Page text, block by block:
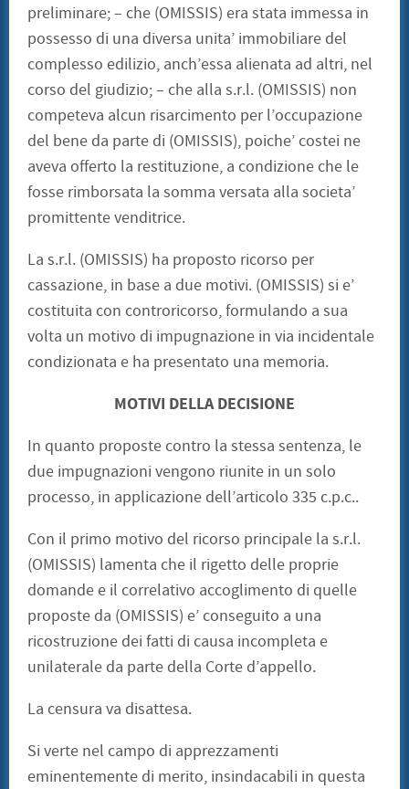
preliminare; – che (OMISSIS) era stata immessa in
possesso di una diversa unita’ immobiliare del
complesso edilizio, anch’essa alienata ad altri, nel
corso del giudizio; – che alla s.r.l. (OMISSIS) non
competeva alcun risarcimento per l’occupazione
del bene da parte di (OMISSIS), poiche’ costei ne
aveva offerto la restituzione, a condizione che le
fosse rimborsata la somma versata alla societa’
promittente venditrice.
La s.r.l. (OMISSIS) ha proposto ricorso per
cassazione, in base a due motivi. (OMISSIS) si e’
costituita con controricorso, formulando a sua
volta un motivo di impugnazione in via incidentale
condizionata e ha presentato una memoria.
MOTIVI DELLA DECISIONE
In quanto proposte contro la stessa sentenza, le
due impugnazioni vengono riunite in un solo
processo, in applicazione dell’articolo 335 c.p.c..
Con il primo motivo del ricorso principale la s.r.l.
(OMISSIS) lamenta che il rigetto delle proprie
domande e il correlativo accoglimento di quelle
proposte da (OMISSIS) e’ conseguito a una
ricostruzione dei fatti di causa incompleta e
unilaterale da parte della Corte d’appello.
La censura va disattesa.
Si verte nel campo di apprezzamenti
eminentemente di merito, insindacabili in questa